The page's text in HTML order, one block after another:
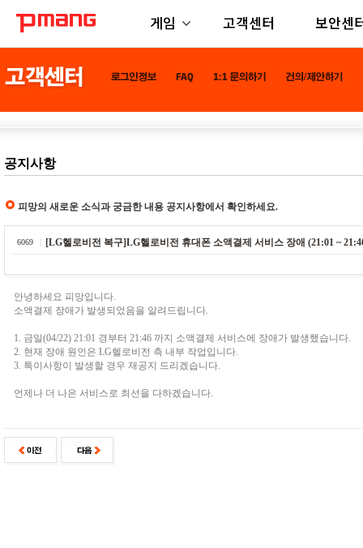
게임 고객센터 보안센
공지사항
피망의 새로운 소식과 궁금한 내용 공지사항에서 확인하세요.
6069 [LG헬로비전 복구]LG헬로비전 휴대폰 소액결제 서비스 장애 (21:01 ~
안녕하세요 피망입니다.
소액결제 장애가 발생되었음을 알려드립니다.
1. 금일(04/22) 21:01 경부터 21:46 까지 소액결제 서비스에 장애가 발생했습니다.
2. 현재 장애 원인은 LG헬로비전 측 내부 작업입니다.
3. 특이사항이 발생할 경우 재공지 드리겠습니다.
언제나 더 나은 서비스로 최선을 다하겠습니다.